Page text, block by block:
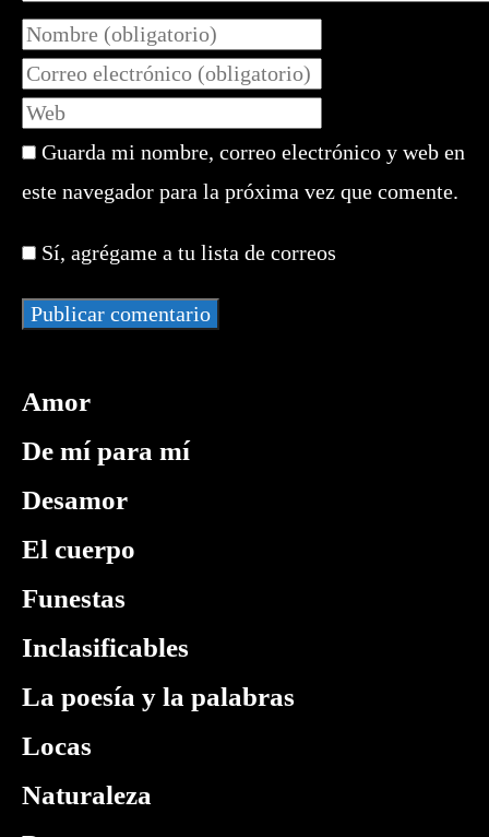
Introduce
tu
nombre
o
de
usuario
comentar
Introduce
tu
dirección
de
electrónico
comentar
Introduce
la
URL
de
web
(opcional)
Guarda mi nombre, correo electrónico y web en
este navegador para la próxima vez que comente.
Sí, agrégame a tu lista de correos
Amor
De mí para mí
Desamor
El cuerpo
Funestas
Inclasificables
La poesía y la palabras
Locas
Naturaleza